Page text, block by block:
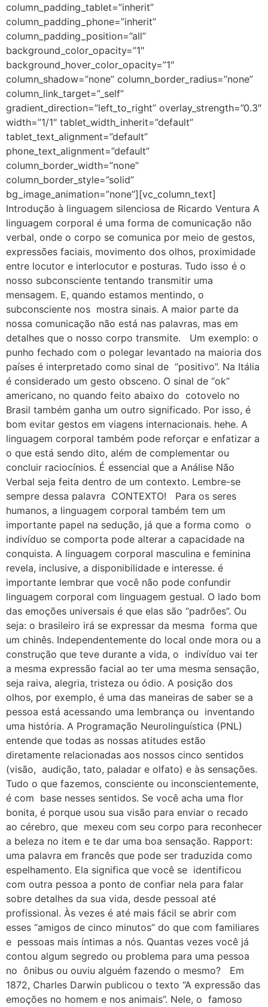
column_padding_tablet=”inherit”
column_padding_phone=”inherit”
column_padding_position=”all”
background_color_opacity=”1″
background_hover_color_opacity=”1″
column_shadow=”none” column_border_radius=”none”
column_link_target=”_self”
gradient_direction=”left_to_right” overlay_strength=”0.3″
width=”1/1″ tablet_width_inherit=”default”
tablet_text_alignment=”default”
phone_text_alignment=”default”
column_border_width=”none”
column_border_style=”solid”
bg_image_animation=”none”][vc_column_text]
Introdução à linguagem silenciosa de Ricardo Ventura A
linguagem corporal é uma forma de comunicação não
verbal, onde o corpo se comunica por meio de gestos,
expressões faciais, movimento dos olhos, proximidade
entre locutor e interlocutor e posturas. Tudo isso é o
nosso subconsciente tentando transmitir uma
mensagem. E, quando estamos mentindo, o
subconsciente nos mostra sinais. A maior parte da
nossa comunicação não está nas palavras, mas em
detalhes que o nosso corpo transmite. Um exemplo: o
punho fechado com o polegar levantado na maioria dos
países é interpretado como sinal de “positivo”. Na Itália
é considerado um gesto obsceno. O sinal de “ok”
americano, no quando feito abaixo do cotovelo no
Brasil também ganha um outro significado. Por isso, é
bom evitar gestos em viagens internacionais. hehe. A
linguagem corporal também pode reforçar e enfatizar a
o que está sendo dito, além de complementar ou
concluir raciocínios. É essencial que a Análise Não
Verbal seja feita dentro de um contexto. Lembre-se
sempre dessa palavra CONTEXTO! Para os seres
humanos, a linguagem corporal também tem um
importante papel na sedução, já que a forma como o
indivíduo se comporta pode alterar a capacidade na
conquista. A linguagem corporal masculina e feminina
revela, inclusive, a disponibilidade e interesse. é
importante lembrar que você não pode confundir
linguagem corporal com linguagem gestual. O lado bom
das emoções universais é que elas são “padrões”. Ou
seja: o brasileiro irá se expressar da mesma forma que
um chinês. Independentemente do local onde mora ou a
construção que teve durante a vida, o indivíduo vai ter
a mesma expressão facial ao ter uma mesma sensação,
seja raiva, alegria, tristeza ou ódio. A posição dos
olhos, por exemplo, é uma das maneiras de saber se a
pessoa está acessando uma lembrança ou inventando
uma história. A Programação Neurolinguística (PNL)
entende que todas as nossas atitudes estão
diretamente relacionadas aos nossos cinco sentidos
(visão, audição, tato, paladar e olfato) e às sensações.
Tudo o que fazemos, consciente ou inconscientemente,
é com base nesses sentidos. Se você acha uma flor
bonita, é porque usou sua visão para enviar o recado
ao cérebro, que mexeu com seu corpo para reconhecer
a beleza no item e te dar uma boa sensação. Rapport:
uma palavra em francês que pode ser traduzida como
espelhamento. Ela significa que você se identificou
com outra pessoa a ponto de confiar nela para falar
sobre detalhes da sua vida, desde pessoal até
profissional. Às vezes é até mais fácil se abrir com
esses “amigos de cinco minutos” do que com familiares
e pessoas mais íntimas a nós. Quantas vezes você já
contou algum segredo ou problema para uma pessoa
no ônibus ou ouviu alguém fazendo o mesmo? Em
1872, Charles Darwin publicou o texto “A expressão das
emoções no homem e nos animais”. Nele, o famoso